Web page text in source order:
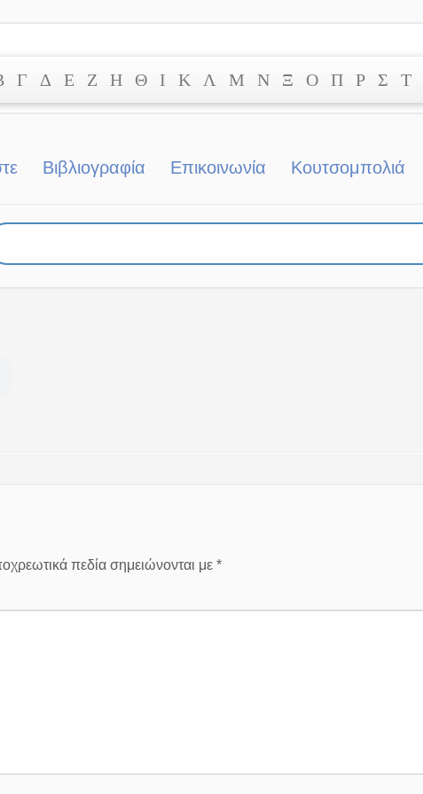
Γ Δ Ε Ζ Η Θ Ι Κ Λ Μ Ν Ξ Ο Π Ρ Σ Τ
Βιβλιογραφία Επικοινωνία Κουτσομπολιά
πεδία σημειώνονται με *